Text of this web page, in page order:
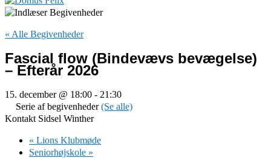
« Alle Begivenheder
Fascial flow (Bindevævs bevægelse)
– Efterår 2026
15. december @ 18:00 - 21:30
Serie af begivenheder(Se alle)
Kontakt Sidsel Winther
« Lions Klubmøde
Seniorhøjskole »